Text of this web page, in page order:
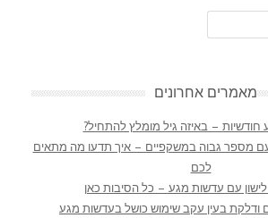
מאמרים אחרונים
– באיזה גיל מומלץ להתחיל?
מספר גבוה במשקפיים – איך תדעו מה מתאים
לכם
עם עדשות מגע – כל הסיבות כאן
ודלקת בעין עקב שימוש כושל בעדשות מגע